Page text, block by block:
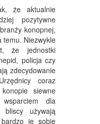
że aktualnie
pozytywne
konopnej,
temu. Niezwykle
że jednostki
policja czy
zdecydowanie
coraz
siewne
dla
używają
je sobie